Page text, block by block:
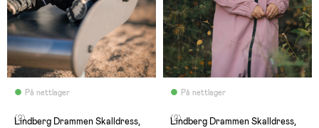
På nettlager
(2)
Lindberg Drammen Skalldress,
På nettlager
(2)
Lindberg Drammen Skalldress,